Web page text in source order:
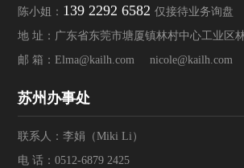
陈小姐： 139 2292 6582 仅接待业务询盘
地 址：广东省东莞市塘厦镇林村中心工业区
邮 箱：Elma@kailh.com nicole@kailh.com
苏州办事处
联系人：李娟（Miki Li）
电 话：0512-6879 2425